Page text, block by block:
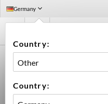
Germany
Country:
Country:
PACKING FEE AMERICAN IPA L. YEAST